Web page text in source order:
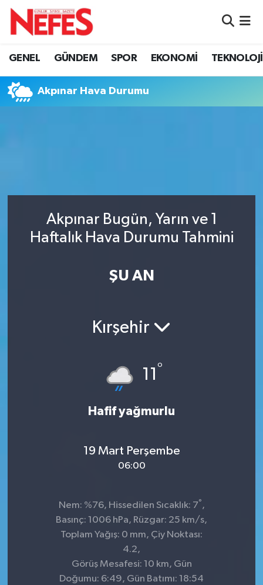
GENEL GÜNDEM SPOR EKONOMİ TEKNOLOJİ
Akpınar Hava Durumu
Akpınar Bugün, Yarın ve 1
Haftalık Hava Durumu Tahmini
ŞU AN
Kırşehir
11 °
Hafif yağmurlu
19 Mart Perşembe
06:00
Nem: %76, Hissedilen Sıcaklık: 7°,
Basınç: 1006 hPa, Rüzgar: 25 km/s,
Toplam Yağış: 0 mm, Çiy Noktası:
4.2,
Görüş Mesafesi: 10 km, Gün
Doğumu: 6:49, Gün Batımı: 18:54
Hava Durumu
Namaz Vakitleri
Tüm Manşetler
Son Dakika Haberleri